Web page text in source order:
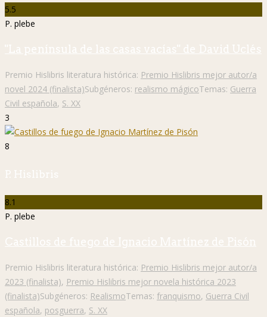
5.5
P. plebe
"La península de las casas vacías" de David Uclés
Premio Hislibris literatura histórica: Premio Hislibris mejor autor/a
novel 2024 (finalista)Subgéneros: realismo mágicoTemas: Guerra
Civil española, S. XX
3
8
P. Hislibris
8.1
P. plebe
Castillos de fuego de Ignacio Martínez de Pisón
Premio Hislibris literatura histórica: Premio Hislibris mejor autor/a
2023 (finalista), Premio Hislibris mejor novela histórica 2023
(finalista)Subgéneros: RealismoTemas: franquismo, Guerra Civil
española, posguerra, S. XX